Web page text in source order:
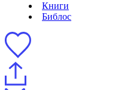
Книги
Библос